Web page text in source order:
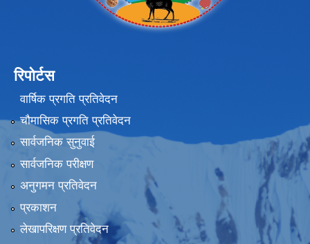
रिपोर्टस
वार्षिक प्रगति प्रतिवेदन
चौमासिक प्रगति प्रतिवेदन
सार्वजनिक सुनुवाई
सार्वजनिक परीक्षण
अनुगमन प्रतिवेदन
प्रकाशन
लेखापरिक्षण प्रतिवेदन